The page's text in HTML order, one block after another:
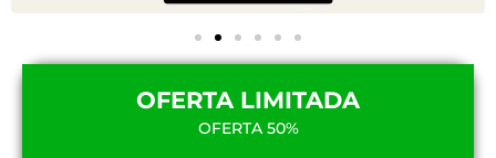
OFERTA LIMITADA
OFERTA 50%